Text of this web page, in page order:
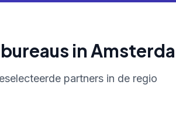
in
partners in de regio